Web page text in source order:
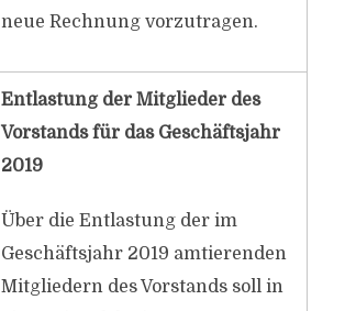
neue Rechnung vorzutragen.
Entlastung der Mitglieder des
Vorstands für das Geschäftsjahr
2019
Über die Entlastung der im
Geschäftsjahr 2019 amtierenden
Mitgliedern des Vorstands soll in